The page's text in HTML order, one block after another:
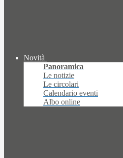
Novità
Panoramica
Le notizie
Le circolari
Calendario eventi
Albo online